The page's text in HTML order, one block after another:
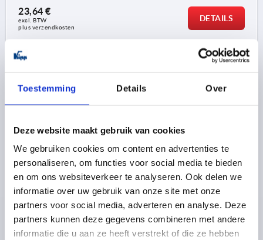
Toestemming Details Over
Deze website maakt gebruik van cookies
We gebruiken cookies om content en advertenties te
personaliseren, om functies voor social media te bieden
en om ons websiteverkeer te analyseren. Ook delen we
informatie over uw gebruik van onze site met onze
partners voor social media, adverteren en analyse. Deze
partners kunnen deze gegevens combineren met andere
informatie die u aan ze heeft verstrekt of die ze hebben
23,64 €
excl. BTW
plus verzendkosten
DETAILS
K0222
BUISGREEP A=600, L=644, D=M10x45, H=80, VORM:A,
ALUMINIUM NATUREL GESLEPEN EN GEËLOXEERD,
MATERIAAL BASISELEMENT=ALUMINIUM
GATAFSTAND=600
MONTAGEGAT=M10X45
LENGTE=644
DRAAGKRACHT N =1000